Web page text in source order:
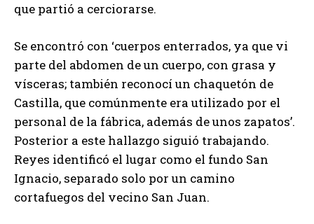
que partió a cerciorarse.
Se encontró con ‘cuerpos enterrados, ya que vi
parte del abdomen de un cuerpo, con grasa y
vísceras; también reconocí un chaquetón de
Castilla, que comúnmente era utilizado por el
personal de la fábrica, además de unos zapatos’.
Posterior a este hallazgo siguió trabajando.
Reyes identificó el lugar como el fundo San
Ignacio, separado solo por un camino
cortafuegos del vecino San Juan.